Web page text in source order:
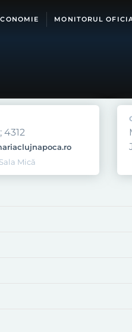
MONITORUL
4312
Mică